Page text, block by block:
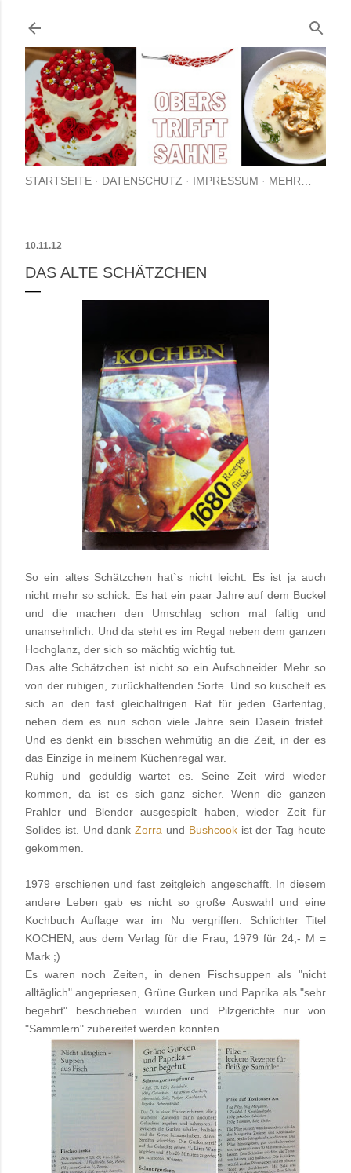
STARTSEITE DATENSCHUTZ IMPRESSUM MEHR…
10.11.12
DAS ALTE SCHÄTZCHEN
So ein altes Schätzchen hat`s nicht leicht. Es ist ja auch
nicht mehr so schick. Es hat ein paar Jahre auf dem Buckel
und die machen den Umschlag schon mal faltig und
unansehnlich. Und da steht es im Regal neben dem ganzen
Hochglanz, der sich so mächtig wichtig tut.
Das alte Schätzchen ist nicht so ein Aufschneider. Mehr so
von der ruhigen, zurückhaltenden Sorte. Und so kuschelt es
sich an den fast gleichaltrigen Rat für jeden Gartentag,
neben dem es nun schon viele Jahre sein Dasein fristet.
Und es denkt ein bisschen wehmütig an die Zeit, in der es
das Einzige in meinem Küchenregal war.
Ruhig und geduldig wartet es. Seine Zeit wird wieder
kommen, da ist es sich ganz sicher. Wenn die ganzen
Prahler und Blender ausgespielt haben, wieder Zeit für
Solides ist. Und dankZorra und Bushcookist der Tag heute
gekommen.
1979 erschienen und fast zeitgleich angeschafft. In diesem
andere Leben gab es nicht so große Auswahl und eine
Kochbuch Auflage war im Nu vergriffen. Schlichter Titel
KOCHEN, aus dem Verlag für die Frau, 1979 für 24,- M =
Mark ;)
Es waren noch Zeiten, in denen Fischsuppen als "nicht
alltäglich" angepriesen, Grüne Gurken und Paprika als "sehr
begehrt" beschrieben wurden und Pilzgerichte nur von
"Sammlern" zubereitet werden konnten.